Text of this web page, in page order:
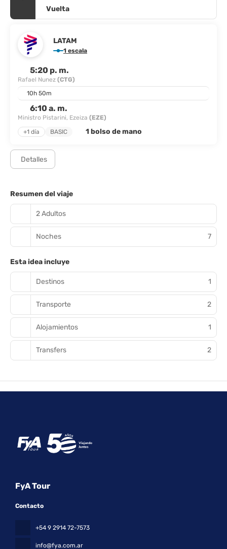
Vuelta
LATAM
1 escala
5:20 p. m.
Rafael Nunez (CTG)
10h 50m
6:10 a. m.
Ministro Pistarini, Ezeiza (EZE)
+1 día
BASIC 1 bolso de mano
Detalles
Resumen del viaje
2 Adultos
Noches 7
Esta idea incluye
Destinos 1
Transporte 2
Alojamientos 1
Transfers 2
FyA Tour
Contacto
+54 9 2914 72-7573
info@fya.com.ar